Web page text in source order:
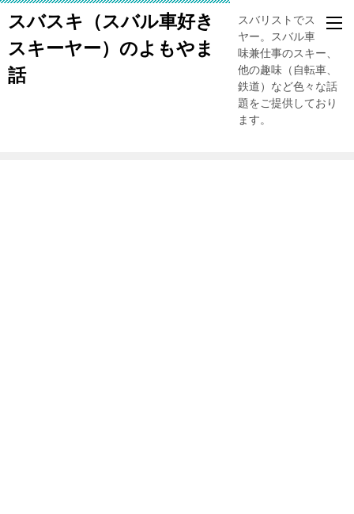
スバスキ（スバル車好き
スキーヤー）のよもやま
話
スバリストでスキー
ヤー。スバル車、趣
味兼仕事のスキー、
他の趣味（自転車、
鉄道）など色々な話
題をご提供しており
ます。